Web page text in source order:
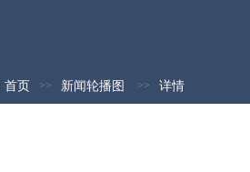
首页 >> 新闻轮播图 >> 详情